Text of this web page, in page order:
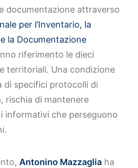
documentazione attraverso
per l’Inventario, la
la Documentazione
riferimento le dieci
territoriali. Una condizione
di specifici protocolli di
rischia di mantenere
informativi che perseguono
Antonino Mazzaglia ha